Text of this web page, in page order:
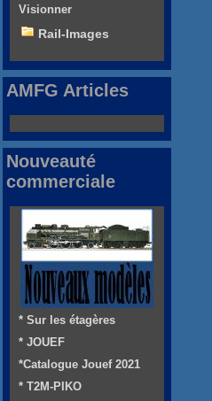
Visionner
Rail-Images
AMFG Articles
Nouveauté
commerciale
* Sur les étagères
* JOUEF
*Catalogue Jouef 2021
* T2M-PIKO